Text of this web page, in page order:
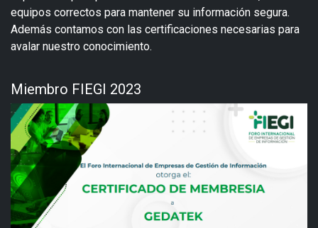
equipos correctos para mantener su información segura.
Además contamos con las certificaciones necesarias para
avalar nuestro conocimiento.
Miembro FIEGI 2023